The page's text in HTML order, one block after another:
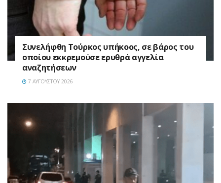
Συνελήφθη Τούρκος υπήκοος, σε βάρος του
οποίου εκκρεμούσε ερυθρά αγγελία
αναζητήσεων
7 ΑΥΓΟΎΣΤΟΥ 2026